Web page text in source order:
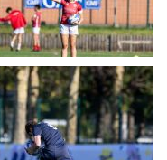
UERC